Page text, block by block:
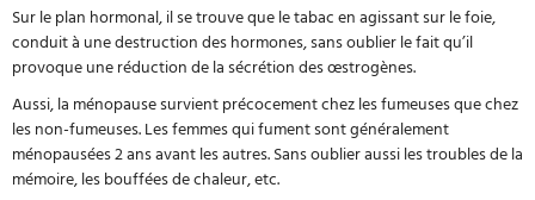
Sur le plan hormonal, il se trouve que le tabac en agissant sur le foie,
conduit à une destruction des hormones, sans oublier le fait qu’il
provoque une réduction de la sécrétion des œstrogènes.
Aussi, la ménopause survient précocement chez les fumeuses que chez
les non-fumeuses. Les femmes qui fument sont généralement
ménopausées 2 ans avant les autres. Sans oublier aussi les troubles de la
mémoire, les bouffées de chaleur, etc.